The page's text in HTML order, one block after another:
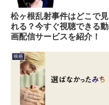
松ヶ根乱射事件はどこで見
れる？今すぐ視聴できる動
画配信サービスを紹介！
映画